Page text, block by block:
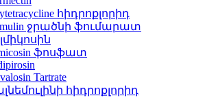
հիդրոքլորիդ
ջրածնի ֆումարատ
ֆոսֆատ
Tartrate
հիդրոքլորիդ